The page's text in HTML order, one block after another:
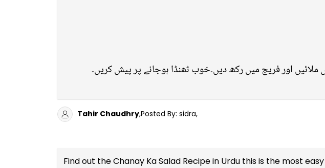
ملائیں اور فریج میں رکھ دیں۔خوب ٹھنڈا ہوجانے پر پیش کریں۔
Tahir Chaudhry,Posted By: sidra,
Find out theChanay Ka Salad Recipe in Urdu this is the most